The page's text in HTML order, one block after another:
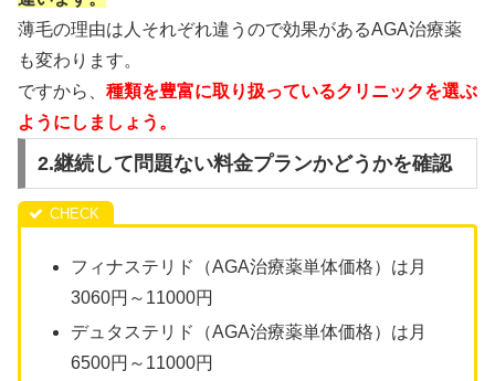
薄毛の理由は人それぞれ違うので効果があるAGA治療薬
も変わります。
ですから、 種類を豊富に取り扱っているクリニックを選ぶ
ようにしましょう。
2.継続して問題ない料金プランかどうかを確認
フィナステリド（AGA治療薬単体価格）は月
3060円～11000円
デュタステリド（AGA治療薬単体価格）は月
6500円～11000円